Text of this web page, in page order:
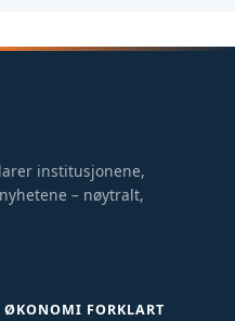
institusjonene,
– nøytralt,
ØKONOMI FORKLART